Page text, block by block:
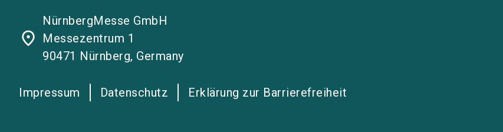
place
NürnbergMesse GmbH
Messezentrum 1
90471 Nürnberg, Germany
Impressum Datenschutz Erklärung zur Barrierefreiheit